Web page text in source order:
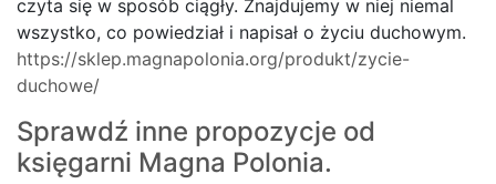
czyta się w sposób ciągły. Znajdujemy w niej niemal
wszystko, co powiedział i napisał o życiu duchowym.
https://sklep.magnapolonia.org/produkt/zycie-
duchowe/
Sprawdź inne propozycje od
księgarni Magna Polonia.